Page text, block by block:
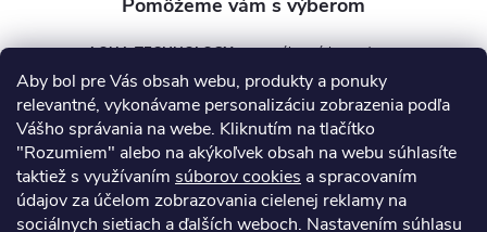
Aby bol pre Vás obsah webu, produkty a ponuky
relevantné, vykonávame personalizáciu zobrazenia podľa
Vášho správania na webe. Kliknutím na tlačítko
"Rozumiem" alebo na akýkoľvek obsah na webu súhlasíte
taktiež s využívaním súborov cookies a spracovaním
údajov za účelom zobrazovania cielenej reklamy na
sociálnych sietiach a ďalších weboch. Nastavením súhlasu
AQUA TECHNOLOGY s.r.o.
info @aquatechnology.sk
+421 911 991 394